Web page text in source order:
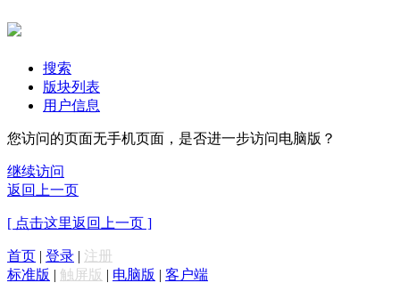
搜索
版块列表
用户信息
您访问的页面无手机页面，是否进一步访问电脑版？
继续访问
返回上一页
[ 点击这里返回上一页 ]
首页 | 登录 | 注册
标准版 | 触屏版 | 电脑版 | 客户端